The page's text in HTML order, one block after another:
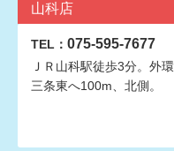
山科店
TEL： 075-595-7677
ＪＲ山科駅徒歩3分。外環
三条東へ100m、北側。